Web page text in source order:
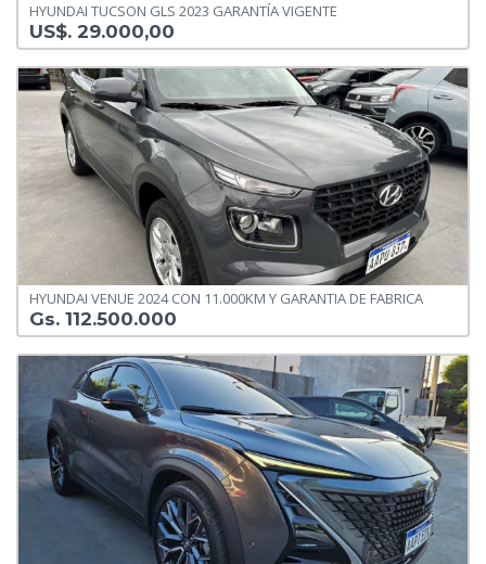
HYUNDAI TUCSON GLS 2023 GARANTÍA VIGENTE
US$. 29.000,00
HYUNDAI VENUE 2024 CON 11.000KM Y GARANTIA DE FABRICA
Gs. 112.500.000